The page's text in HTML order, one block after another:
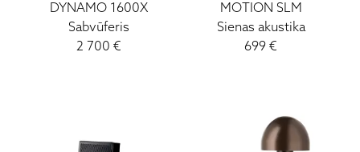
DYNAMO 1600X
Sabvūferis
2 700 €
MOTION SLM
Sienas akustika
699 €